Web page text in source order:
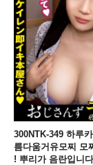
300NTK-349 하루
름다움거유모찌 모
! 뿌리가 음란입니